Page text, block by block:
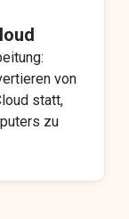
von
statt,
zu